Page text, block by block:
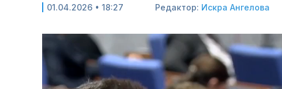
01.04.2026 • 18:27 Редактор: Искра Ангелова